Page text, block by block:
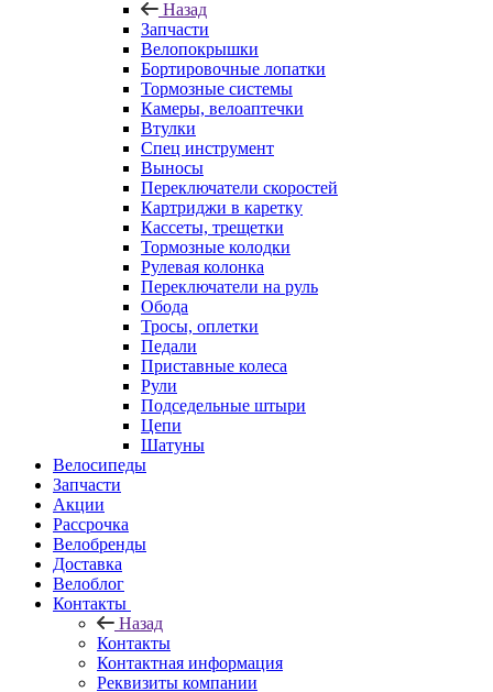
Назад
Запчасти
Велопокрышки
Бортировочные лопатки
Тормозные системы
Камеры, велоаптечки
Втулки
Спец инструмент
Выносы
Переключатели скоростей
Картриджи в каретку
Кассеты, трещетки
Тормозные колодки
Рулевая колонка
Переключатели на руль
Обода
Тросы, оплетки
Педали
Приставные колеса
Рули
Подседельные штыри
Цепи
Шатуны
Велосипеды
Запчасти
Акции
Рассрочка
Велобренды
Доставка
Велоблог
Контакты
Назад
Контакты
Контактная информация
Реквизиты компании